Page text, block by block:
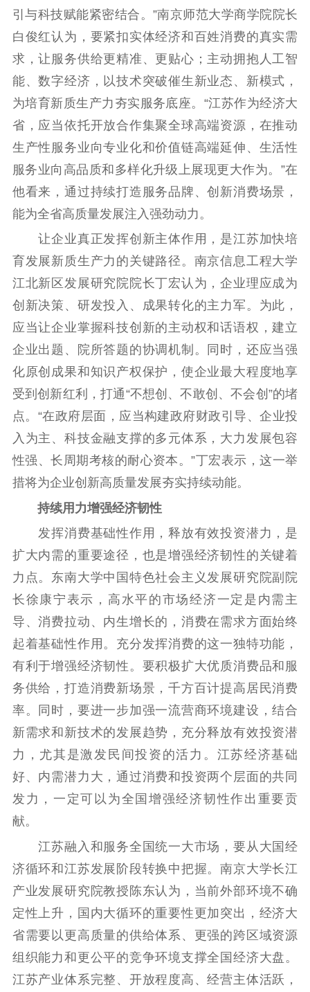
文明创建 文明实践
文明培育
先进典型
社会宣传
思想政治教育 爱国主义教育
全民国防教育
红色资源保护利
新闻出版
精品出版 全民阅读
出版监管
扫黄打非
电影工作
电影创作 电影市场
机关党建
党建要闻 学习在线
文化人才
紫金人才 职称评审
数据资源
公共服务
新时代公民素养
新闻出版
科研创新
服务管理平台
智库服务
管理平台
文艺创作
服务管理
文化产业
统计分析
数字出版
审读服务
新闻发布工作备
案管理系统
电影
服务
理论宣讲
共建共享平台
政工继续教育学
习平台
责任编辑注册
业务申报系统
引与科技赋能紧密结合。”南京师范大学商学院院长
白俊红认为，要紧扣实体经济和百姓消费的真实需
求，让服务供给更精准、更贴心；主动拥抱人工智
能、数字经济，以技术突破催生新业态、新模式，
为培育新质生产力夯实服务底座。“江苏作为经济大
省，应当依托开放合作集聚全球高端资源，在推动
生产性服务业向专业化和价值链高端延伸、生活性
服务业向高品质和多样化升级上展现更大作为。”在
他看来，通过持续打造服务品牌、创新消费场景，
能为全省高质量发展注入强劲动力。
让企业真正发挥创新主体作用，是江苏加快培
育发展新质生产力的关键路径。南京信息工程大学
江北新区发展研究院院长丁宏认为，企业理应成为
创新决策、研发投入、成果转化的主力军。为此，
应当让企业掌握科技创新的主动权和话语权，建立
企业出题、院所答题的协调机制。同时，还应当强
化原创成果和知识产权保护，使企业最大程度地享
受到创新红利，打通“不想创、不敢创、不会创”的堵
点。“在政府层面，应当构建政府财政引导、企业投
入为主、科技金融支撑的多元体系，大力发展包容
性强、长周期考核的耐心资本。”丁宏表示，这一举
措将为企业创新高质量发展夯实持续动能。
持续用力增强经济韧性
发挥消费基础性作用，释放有效投资潜力，是
扩大内需的重要途径，也是增强经济韧性的关键着
力点。东南大学中国特色社会主义发展研究院副院
长徐康宁表示，高水平的市场经济一定是内需主
导、消费拉动、内生增长的，消费在需求方面始终
起着基础性作用。充分发挥消费的这一独特功能，
有利于增强经济韧性。要积极扩大优质消费品和服
务供给，打造消费新场景，千方百计提高居民消费
率。同时，要进一步加强一流营商环境建设，结合
新需求和新技术的发展趋势，充分释放有效投资潜
力，尤其是激发民间投资的活力。江苏经济基础
好、内需潜力大，通过消费和投资两个层面的共同
发力，一定可以为全国增强经济韧性作出重要贡
献。
江苏融入和服务全国统一大市场，要从大国经
济循环和江苏发展阶段转换中把握。南京大学长江
产业发展研究院教授陈东认为，当前外部环境不确
定性上升，国内大循环的重要性更加突出，经济大
省需要以更高质量的供给体系、更强的跨区域资源
组织能力和更公平的竞争环境支撑全国经济大盘。
江苏产业体系完整、开放程度高、经营主体活跃，